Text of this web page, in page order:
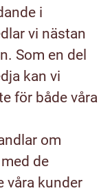
i
vi nästan
Som en del
kan vi
för både våra
om
de
våra kunder